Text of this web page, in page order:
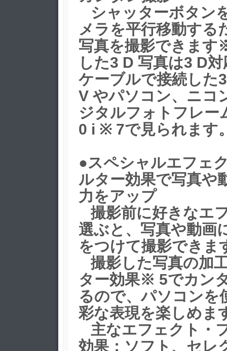
シャッターボタン
メラを平行移動する
写真を撮影できます
した3 D 写真は3 D
ケーブルで接続した
V やパソコン、ニコ
ジタルフォトフレー
0 i ※ 7で見られます
●スペシャルエフェ
ルター効果で写真や
力をアップ
撮影前に好きなエ
選ぶと、写真や動画
をつけて撮影でき
撮影した写真の加
ター効果※ 5でカン
るので、パソコンを
彩な表現を楽しめま
主なエフェクト・
効果：ソフト、セレ